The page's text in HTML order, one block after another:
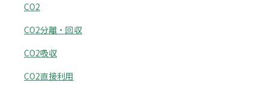
CO2
CO2分離・回収
CO2吸収
CO2直接利用